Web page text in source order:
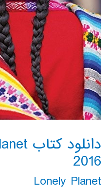
2016
Lonely Planet